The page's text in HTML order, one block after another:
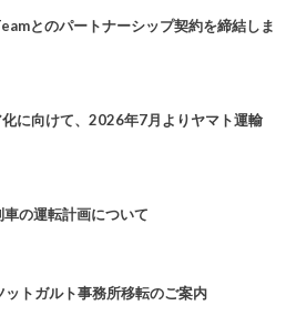
とのパートナーシップ契約を締結しま
化に向けて、2026年7月よりヤマト運輸
の運転計画について
トガルト事務所移転のご案内